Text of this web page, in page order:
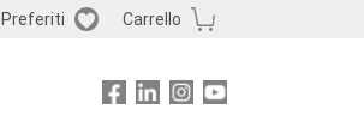
Preferiti Carrello